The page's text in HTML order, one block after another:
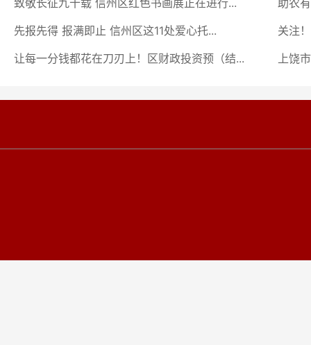
致敬长征九十载 信州区红色书画展正在进行...
助农
先报先得 报满即止 信州区这11处爱心托...
关注
让每一分钱都花在刀刃上！区财政投资预（结...
上饶